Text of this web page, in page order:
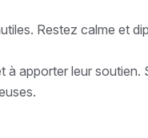
Restez calme et
à apporter leur